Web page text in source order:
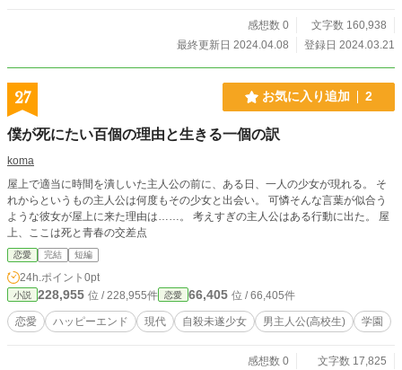
のか！ 優希はトラウマを克服できるのか！ 人生に正解はな
た俺が、なぜかモテてしまう話。」開幕‼️‼️
感想数 0
文字数 160,938
最終更新日 2024.04.08
登録日 2024.03.21
27 お気に入り追加 2
僕が死にたい百個の理由と生きる一個の訳
koma
屋上で適当に時間を潰しいた主人公の前に、ある日、一人の少女が現れる。 そ
れからというもの主人公は何度もその少女と出会い。 可憐そんな言葉が似合う
ような彼女が屋上に来た理由は……。 考えすぎの主人公はある行動に出た。 屋
上、ここは死と青春の交差点
恋愛 完結 短編
24h.ポイント 0pt
小説 228,955 位 / 228,955件 恋愛 66,405 位 / 66,405件
恋愛 ハッピーエンド 現代 自殺未遂少女 男主人公(高校生) 学園
感想数 0
文字数 17,825